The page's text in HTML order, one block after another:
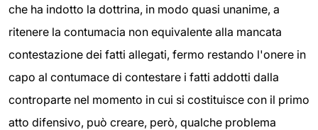
che ha indotto la dottrina, in modo quasi unanime, a
ritenere la contumacia non equivalente alla mancata
contestazione dei fatti allegati, fermo restando l'onere in
capo al contumace di contestare i fatti addotti dalla
controparte nel momento in cui si costituisce con il primo
atto difensivo, può creare, però, qualche problema